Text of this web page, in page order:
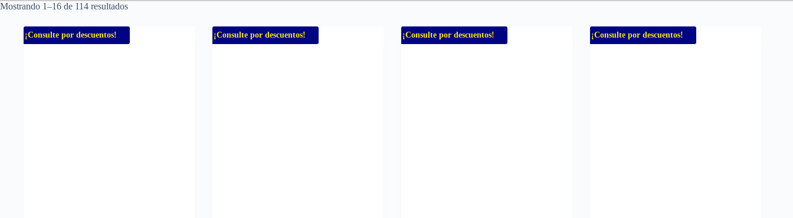
Mostrando 1–16 de 114 resultados
¡Consulte por descuentos! ¡Consulte por descuentos! ¡Consulte por descuentos! ¡Consulte por descuentos!